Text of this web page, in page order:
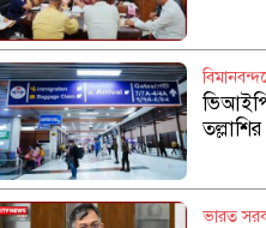
তল্লাশির
ভারত